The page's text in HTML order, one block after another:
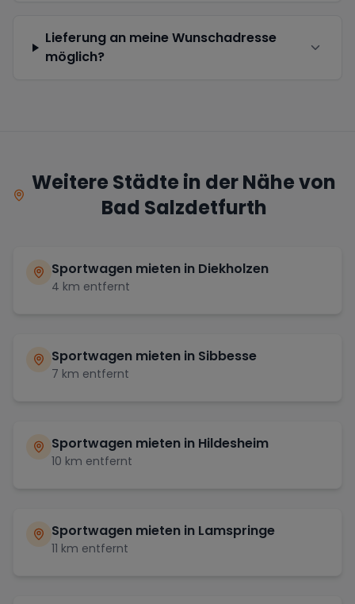
Lieferung an meine Wunschadresse
möglich?
Weitere Städte in der Nähe von
Bad Salzdetfurth
Sportwagen mieten in Diekholzen
4 km entfernt
Sportwagen mieten in Sibbesse
7 km entfernt
Sportwagen mieten in Hildesheim
10 km entfernt
Sportwagen mieten in Lamspringe
11 km entfernt